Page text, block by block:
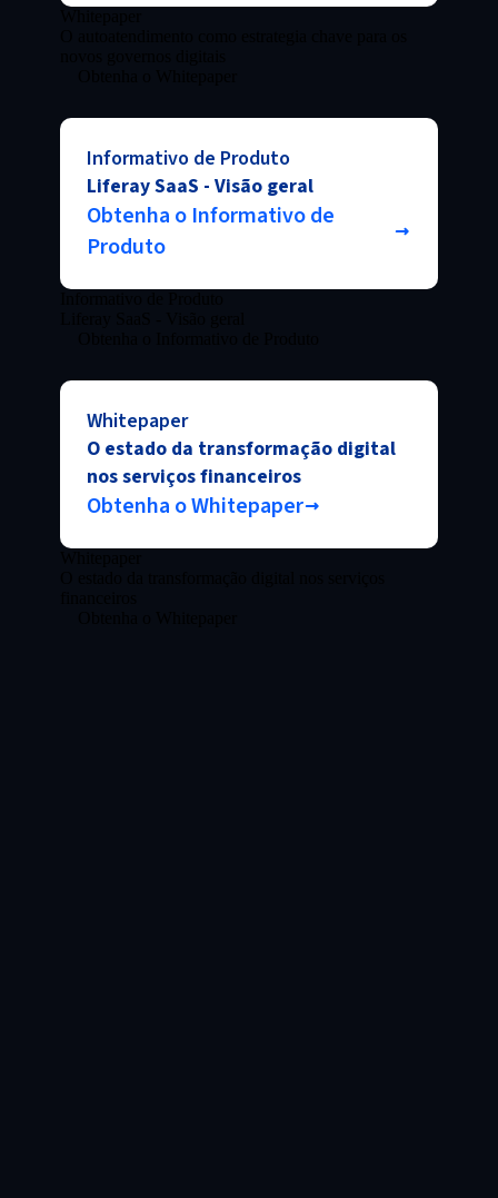
Informativo de Produto
Liferay SaaS - Visão geral
Obtenha o Informativo de
Produto
Whitepaper
O estado da transformação digital
nos serviços financeiros
Obtenha o Whitepaper